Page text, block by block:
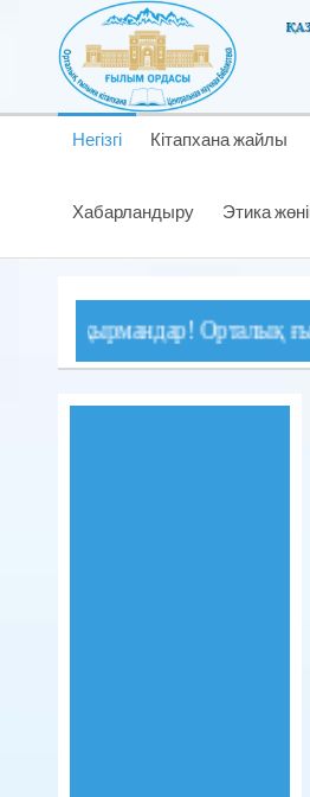
Негізгі Кітапхана жайлы
Хабарландыру Этика
Орталық ғылыми